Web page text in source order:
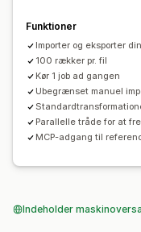
Masserediger
Planlagt import
CSV
Lager
Metafelter
Funktioner
Importer og eksporter
100 rækker pr. fil
Kør 1 job ad gangen
Ubegrænset manuel
Parallelle tråde for at
MCP-adgang til
Indeholder